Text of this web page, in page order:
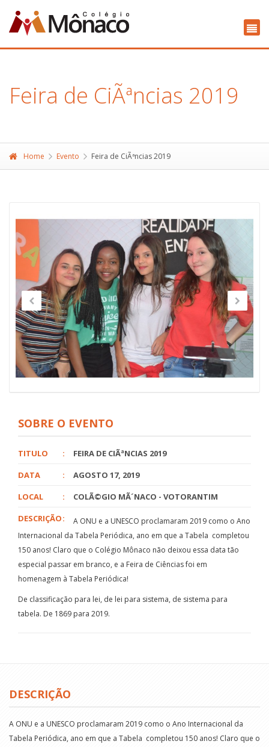
Feira de CiÃªncias 2019
Home Evento Feira de CiÃªncias 2019
SOBRE O EVENTO
TITULO :
FEIRA DE CIÃªNCIAS 2019
DATA
:
AGOSTO 17, 2019
LOCAL
:
COLÃ©GIO MÃ´NACO - VOTORANTIM
DESCRIÇÃO:
A ONU e a UNESCO proclamaram 2019 como o Ano
Internacional da Tabela Periódica, ano em que a Tabela completou
150 anos! Claro que o Colégio Mônaco não deixou essa data tão
especial passar em branco, e a Feira de Ciências foi em
homenagem à Tabela Periódica!
De classificação para lei, de lei para sistema, de sistema para
tabela. De 1869 para 2019.
DESCRIÇÃO
A ONU e a UNESCO proclamaram 2019 como o Ano Internacional da
Tabela Periódica, ano em que a Tabela completou 150 anos! Claro que o